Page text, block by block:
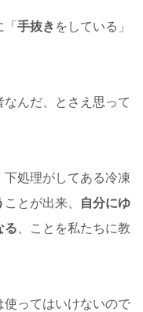
手抜き をしている」
んだ、とさえ思って
処理がしてある冷凍
ことが出来、
自分にゆ
る、ことを私たちに教
ってはいけないので